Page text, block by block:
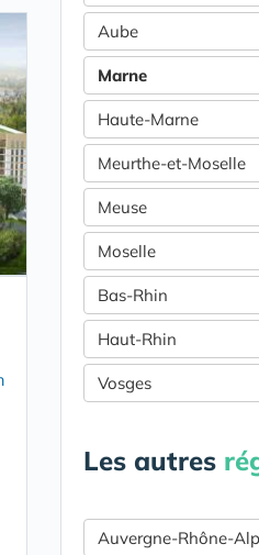
Aube
Marne
Haute-Marne
Meurthe-et-Moselle
Meuse
Moselle
Bas-Rhin
Haut-Rhin
Vosges
Les autres
Auvergne-Rhône-